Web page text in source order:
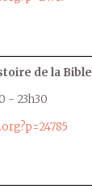
de la Bible
- 23h30